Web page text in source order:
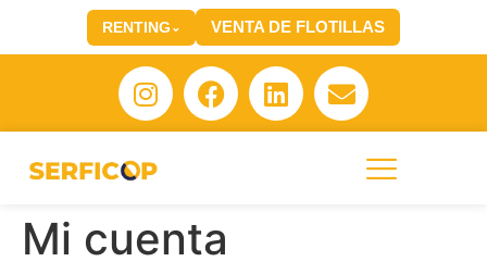
RENTING ⌄ VENTA DE FLOTILLAS
Mi cuenta